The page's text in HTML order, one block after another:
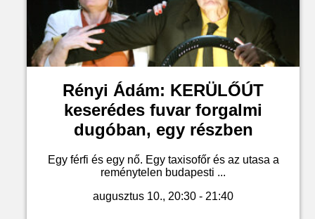
Rényi Ádám: KERÜLŐÚT
keserédes fuvar forgalmi
dugóban, egy részben
Egy férfi és egy nő. Egy taxisofőr és az utasa a
reménytelen budapesti ...
augusztus 10., 20:30 - 21:40